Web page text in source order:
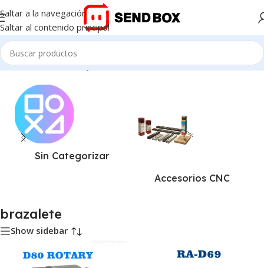
Saltar a la navegación
Saltar al contenido principal
Inicio/Productos etiquetados “brazalete”
Sin Categorizar
Accesorios CNC
brazalete
Show sidebar